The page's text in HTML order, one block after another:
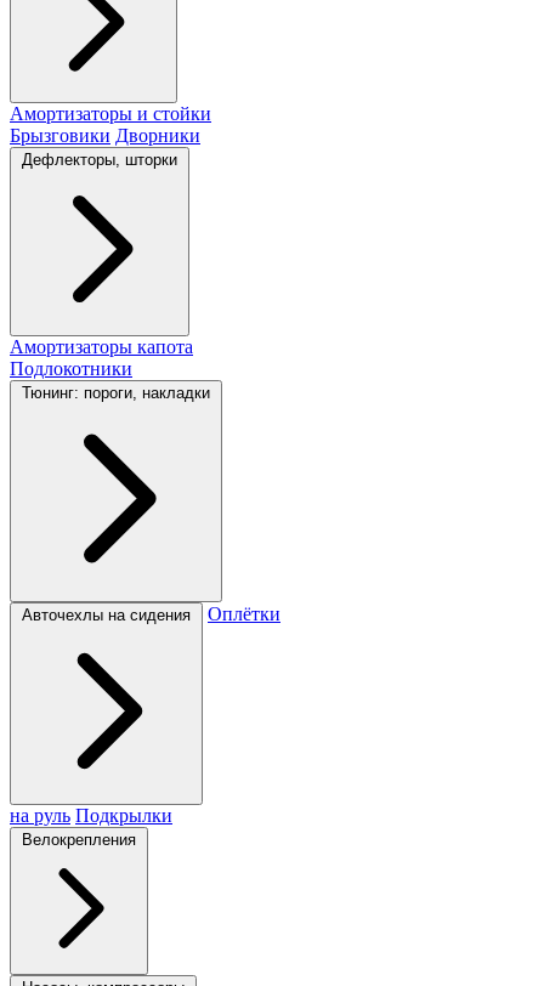
Амортизаторы и стойки
Брызговики Дворники
Дефлекторы, шторки
Амортизаторы капота
Подлокотники
Тюнинг: пороги, накладки
Авточехлы на сидения Оплётки
на руль Подкрылки
Велокрепления